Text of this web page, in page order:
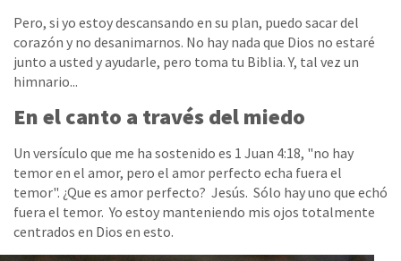
Pero, si yo estoy descansando en su plan, puedo sacar del
corazón y no desanimarnos. No hay nada que Dios no estaré
junto a usted y ayudarle, pero toma tu Biblia. Y, tal vez un
himnario...
En el canto a través del miedo
Un versículo que me ha sostenido es 1 Juan 4:18, "no hay
temor en el amor, pero el amor perfecto echa fuera el
temor". ¿Que es amor perfecto? Jesús. Sólo hay uno que echó
fuera el temor. Yo estoy manteniendo mis ojos totalmente
centrados en Dios en esto.